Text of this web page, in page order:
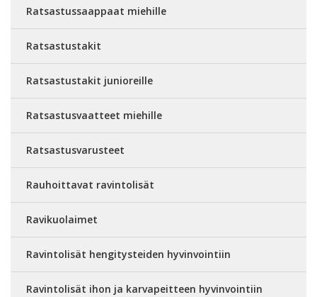
Ratsastussaappaat miehille
Ratsastustakit
Ratsastustakit junioreille
Ratsastusvaatteet miehille
Ratsastusvarusteet
Rauhoittavat ravintolisät
Ravikuolaimet
Ravintolisät hengitysteiden hyvinvointiin
Ravintolisät ihon ja karvapeitteen hyvinvointiin